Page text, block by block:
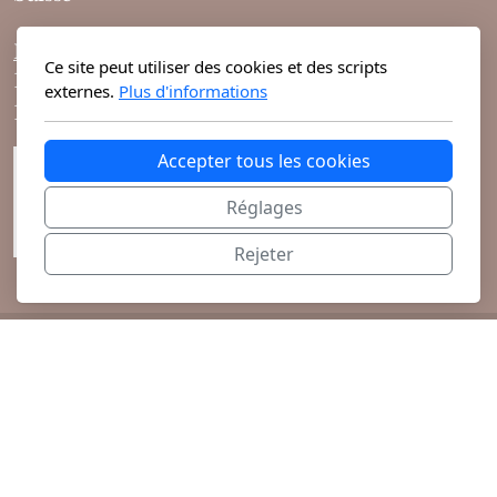
Horaires d'ouvertures :
10h-19h du lundi au vendredi
10h-18h le samedi
Ce site peut utiliser des cookies et des scripts
externes. Plus d'informations
Accepter tous les cookies
Réglages
Rejeter
Bougies
Diffuseurs